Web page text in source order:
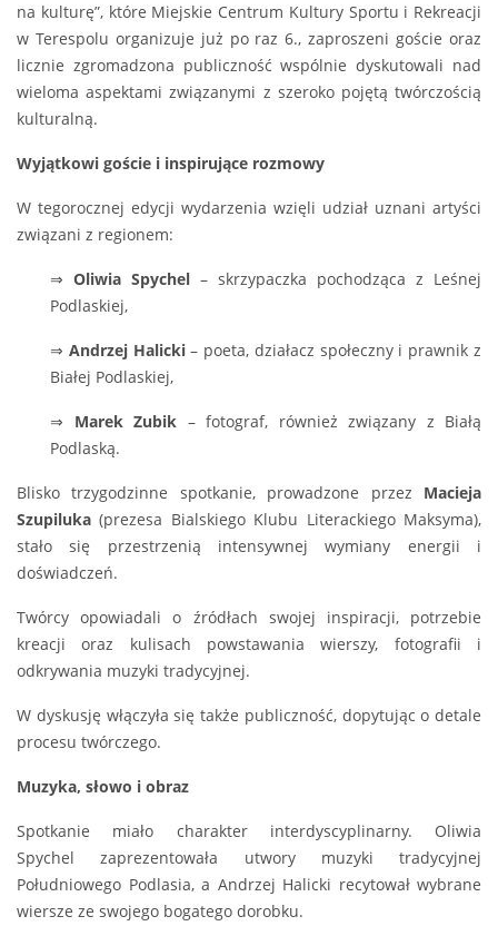
na kulturę”, które Miejskie Centrum Kultury Sportu i Rekreacji
w Terespolu organizuje już po raz 6., zaproszeni goście oraz
licznie zgromadzona publiczność wspólnie dyskutowali nad
wieloma aspektami związanymi z szeroko pojętą twórczością
kulturalną.
Wyjątkowi goście i inspirujące rozmowy
W tegorocznej edycji wydarzenia wzięli udział uznani artyści
związani z regionem:
⇒ Oliwia Spychel – skrzypaczka pochodząca z Leśnej
Podlaskiej,
⇒ Andrzej Halicki– poeta, działacz społeczny i prawnik z
Białej Podlaskiej,
⇒ Marek Zubik – fotograf, również związany z Białą
Podlaską.
Blisko trzygodzinne spotkanie, prowadzone przez Macieja
Szupiluka (prezesa Bialskiego Klubu Literackiego Maksyma),
stało się przestrzenią intensywnej wymiany energii i
doświadczeń.
Twórcy opowiadali o źródłach swojej inspiracji, potrzebie
kreacji oraz kulisach powstawania wierszy, fotografii i
odkrywania muzyki tradycyjnej.
W dyskusję włączyła się także publiczność, dopytując o detale
procesu twórczego.
Muzyka, słowo i obraz
Spotkanie miało charakter interdyscyplinarny. Oliwia
Spychel zaprezentowała utwory muzyki tradycyjnej
Południowego Podlasia, a Andrzej Halicki recytował wybrane
wiersze ze swojego bogatego dorobku.